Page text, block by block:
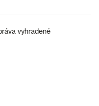
vyhradené